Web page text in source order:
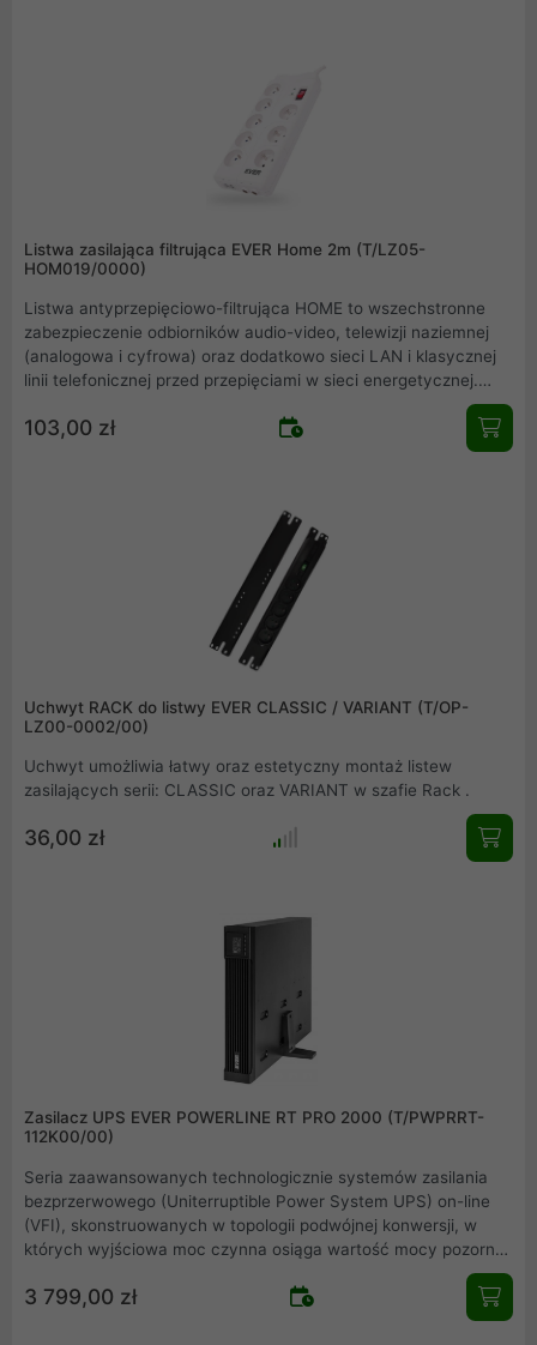
Listwa zasilająca filtrująca EVER Home 2m (T/LZ05-
HOM019/0000)
Listwa antyprzepięciowo-filtrująca HOME to wszechstronne
zabezpieczenie odbiorników audio-video, telewizji naziemnej
(analogowa i cyfrowa) oraz dodatkowo sieci LAN i klasycznej
linii telefonicznej przed przepięciami w sieci energetycznej.
uziemieniem wyposażonych w systemem CHILD PROTECTION
(uniemożliwiający dostęp dzieci do elementów będących pod
103,00 zł
Uchwyt RACK do listwy EVER CLASSIC / VARIANT (T/OP-
LZ00-0002/00)
Uchwyt umożliwia łatwy oraz estetyczny montaż listew
zasilających serii: CLASSIC oraz VARIANT w szafie Rack .
36,00 zł
Zasilacz UPS EVER POWERLINE RT PRO 2000 (T/PWPRRT-
112K00/00)
Seria zaawansowanych technologicznie systemów zasilania
bezprzerwowego (Uniterruptible Power System UPS) on-line
(VFI), skonstruowanych w topologii podwójnej konwersji, w
których wyjściowa moc czynna osiąga wartość mocy pozornej.
urządzenia i systemy przed podstawowymi problemami
3 799,00 zł